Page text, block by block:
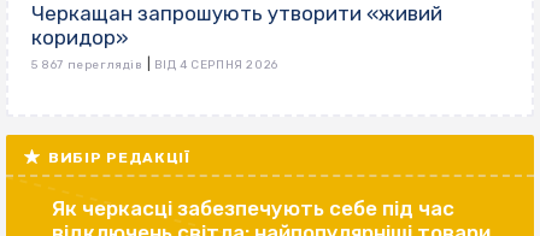
Черкащан запрошують утворити «живий
коридор»
5 867 переглядів ВІД 4 СЕРПНЯ 2026
ВИБІР РЕДАКЦІЇ
Як черкасці забезпечують себе під час